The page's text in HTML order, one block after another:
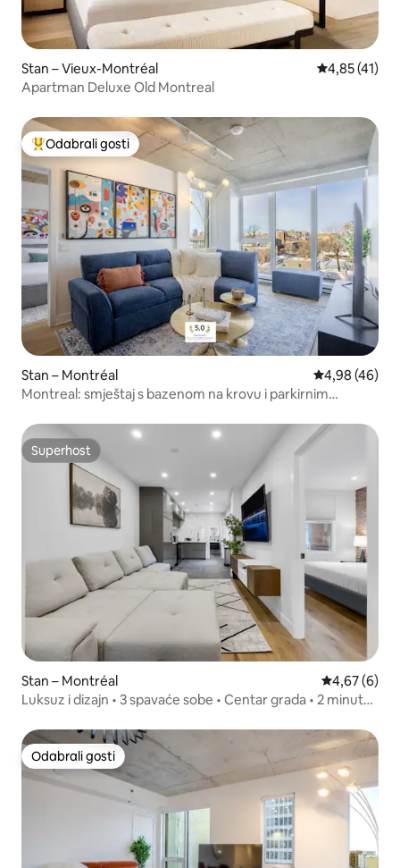
Stan – Vieux-Montréal Prosječna
4,85 (41)
Apartman Deluxe Old Montreal
Među najviše rangiranima s oznakom „Odabrali gosti”
Odabrali gosti
Stan – Montréal Prosječna
4,98 (46)
Montreal: smještaj s bazenom na krovu i parkirnim
Superhost
Superhost
Stan – Montréal Prosječna
4,67 (6)
Luksuz i dizajn • 3 spavaće sobe • Centar grada • 2 minute
Odabrali gosti
Odabrali gosti